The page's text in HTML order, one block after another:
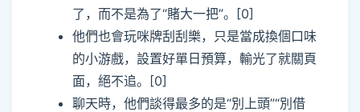
了，而不是為了“賭大一把”。[0]
他們也會玩咪牌刮刮樂，只是當成換個口味
的小游戲，設置好單日預算，輸光了就關頁
面，絕不追。[0]
聊天時，他們談得最多的是“別上頭”“別借